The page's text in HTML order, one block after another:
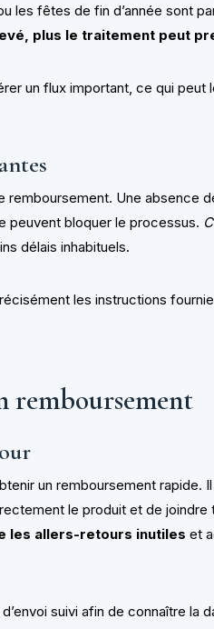
les fêtes de fin d’année sont
plus le traitement peut
un flux important, ce qui peut
remboursement. Une absence
peuvent bloquer le processus.
délais inhabituels.
les instructions
remboursement
un remboursement rapide.
le produit et de joindre
les allers-retours inutiles et
suivi afin de connaître la